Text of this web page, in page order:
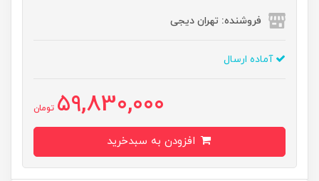
فروشنده: تهران دیجی
آماده ارسال
59,830,000 تومان